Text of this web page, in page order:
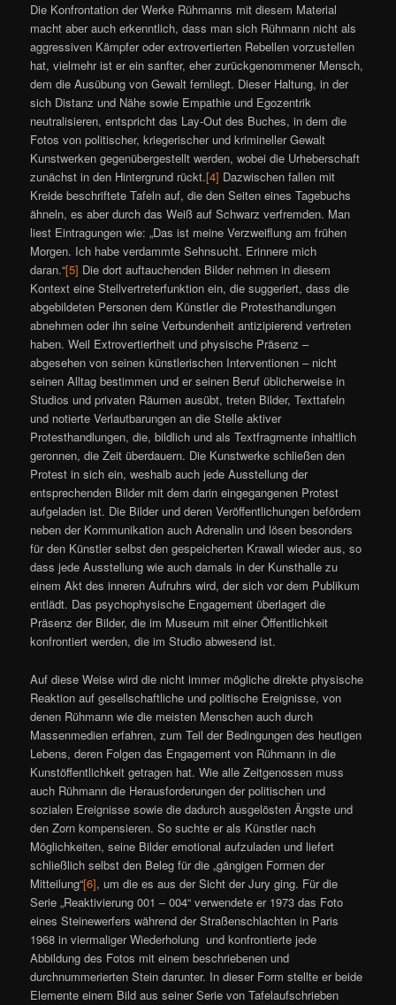
Die Konfrontation der Werke Rühmanns mit diesem Material
macht aber auch erkenntlich, dass man sich Rühmann nicht als
aggressiven Kämpfer oder extrovertierten Rebellen vorzustellen
hat, vielmehr ist er ein sanfter, eher zurückgenommener Mensch,
dem die Ausübung von Gewalt fernliegt. Dieser Haltung, in der
sich Distanz und Nähe sowie Empathie und Egozentrik
neutralisieren, entspricht das Lay-Out des Buches, in dem die
Fotos von politischer, kriegerischer und krimineller Gewalt
Kunstwerken gegenübergestellt werden, wobei die Urheberschaft
zunächst in den Hintergrund rückt.[4] Dazwischen fallen mit
Kreide beschriftete Tafeln auf, die den Seiten eines Tagebuchs
ähneln, es aber durch das Weiß auf Schwarz verfremden. Man
liest Eintragungen wie: „Das ist meine Verzweiflung am frühen
Morgen. Ich habe verdammte Sehnsucht. Erinnere mich
daran.“[5] Die dort auftauchenden Bilder nehmen in diesem
Kontext eine Stellvertreterfunktion ein, die suggeriert, dass die
abgebildeten Personen dem Künstler die Protesthandlungen
abnehmen oder ihn seine Verbundenheit antizipierend vertreten
haben. Weil Extrovertiertheit und physische Präsenz –
abgesehen von seinen künstlerischen Interventionen – nicht
seinen Alltag bestimmen und er seinen Beruf üblicherweise in
Studios und privaten Räumen ausübt, treten Bilder, Texttafeln
und notierte Verlautbarungen an die Stelle aktiver
Protesthandlungen, die, bildlich und als Textfragmente inhaltlich
geronnen, die Zeit überdauern. Die Kunstwerke schließen den
Protest in sich ein, weshalb auch jede Ausstellung der
entsprechenden Bilder mit dem darin eingegangenen Protest
aufgeladen ist. Die Bilder und deren Veröffentlichungen befördern
neben der Kommunikation auch Adrenalin und lösen besonders
für den Künstler selbst den gespeicherten Krawall wieder aus, so
dass jede Ausstellung wie auch damals in der Kunsthalle zu
einem Akt des inneren Aufruhrs wird, der sich vor dem Publikum
entlädt. Das psychophysische Engagement überlagert die
Präsenz der Bilder, die im Museum mit einer Öffentlichkeit
konfrontiert werden, die im Studio abwesend ist.
Auf diese Weise wird die nicht immer mögliche direkte physische
Reaktion auf gesellschaftliche und politische Ereignisse, von
denen Rühmann wie die meisten Menschen auch durch
Massenmedien erfahren, zum Teil der Bedingungen des heutigen
Lebens, deren Folgen das Engagement von Rühmann in die
Kunstöffentlichkeit getragen hat. Wie alle Zeitgenossen muss
auch Rühmann die Herausforderungen der politischen und
sozialen Ereignisse sowie die dadurch ausgelösten Ängste und
den Zorn kompensieren. So suchte er als Künstler nach
Möglichkeiten, seine Bilder emotional aufzuladen und liefert
schließlich selbst den Beleg für die „gängigen Formen der
Mitteilung“[6], um die es aus der Sicht der Jury ging. Für die
Serie „Reaktivierung 001 – 004“ verwendete er 1973 das Foto
eines Steinewerfers während der Straßenschlachten in Paris
1968 in viermaliger Wiederholung und konfrontierte jede
Abbildung des Fotos mit einem beschriebenen und
durchnummerierten Stein darunter. In dieser Form stellte er beide
Elemente einem Bild aus seiner Serie von Tafelaufschrieben